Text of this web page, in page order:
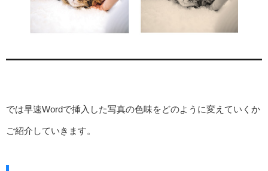
では早速Wordで挿入した写真の色味をどのように変えていくか
ご紹介していきます。